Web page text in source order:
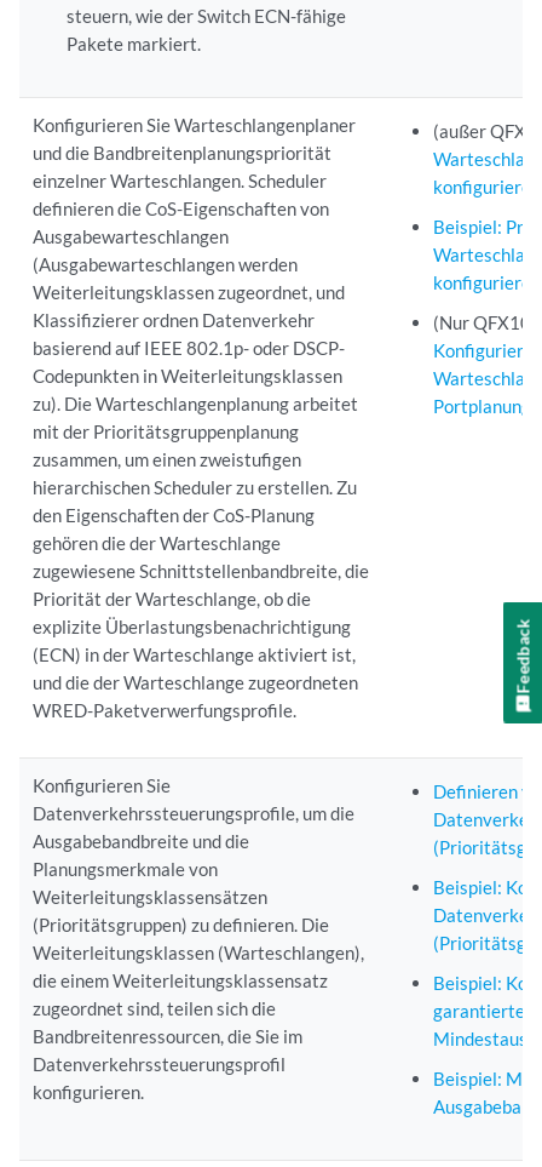
steuern, wie der Switch ECN-fähige
Pakete markiert.
Konfigurieren Sie Warteschlangenplaner
und die Bandbreitenplanungspriorität
einzelner Warteschlangen. Scheduler
definieren die CoS-Eigenschaften von
Ausgabewarteschlangen
(Ausgabewarteschlangen werden
Weiterleitungsklassen zugeordnet, und
Klassifizierer ordnen Datenverkehr
basierend auf IEEE 802.1p- oder DSCP-
Codepunkten in Weiterleitungsklassen
zu). Die Warteschlangenplanung arbeitet
mit der Prioritätsgruppenplanung
zusammen, um einen zweistufigen
hierarchischen Scheduler zu erstellen. Zu
den Eigenschaften der CoS-Planung
gehören die der Warteschlange
zugewiesene Schnittstellenbandbreite, die
Priorität der Warteschlange, ob die
explizite Überlastungsbenachrichtigung
(ECN) in der Warteschlange aktiviert ist,
und die der Warteschlange zugeordneten
WRED-Paketverwerfungsprofile.
(außer
konfigurieren
Beispiel:
konfigurieren
(Nur
Portplanung
Konfigurieren Sie
Datenverkehrssteuerungsprofile, um die
Ausgabebandbreite und die
Planungsmerkmale von
Weiterleitungsklassensätzen
(Prioritätsgruppen) zu definieren. Die
Weiterleitungsklassen (Warteschlangen),
die einem Weiterleitungsklassensatz
zugeordnet sind, teilen sich die
Bandbreitenressourcen, die Sie im
Datenverkehrssteuerungsprofil
konfigurieren.
Definieren
Beispiel:
Beispiel:
garantierten
Beispiel:
Feedback